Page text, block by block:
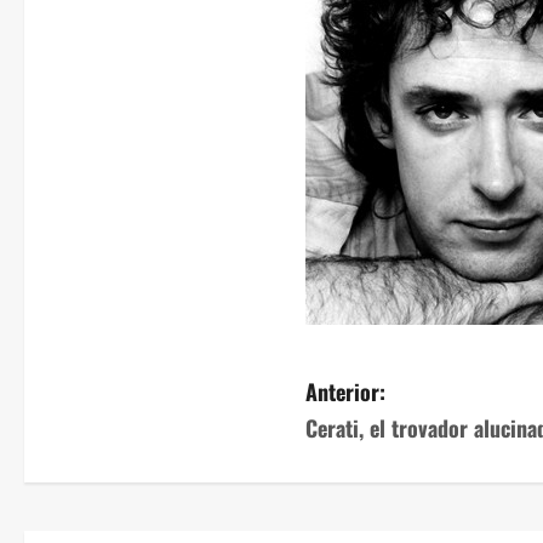
Anterior:
Cerati, el trovador